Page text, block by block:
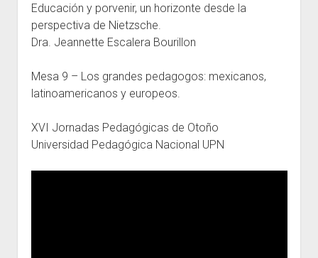
Contacto
Educación y porvenir, un horizonte desde la
perspectiva de Nietzsche.
Dra. Jeannette Escalera Bourillon
Mesa 9 – Los grandes pedagogos: mexicanos,
latinoamericanos y europeos.
XVI Jornadas Pedagógicas de Otoño
Universidad Pedagógica Nacional UPN